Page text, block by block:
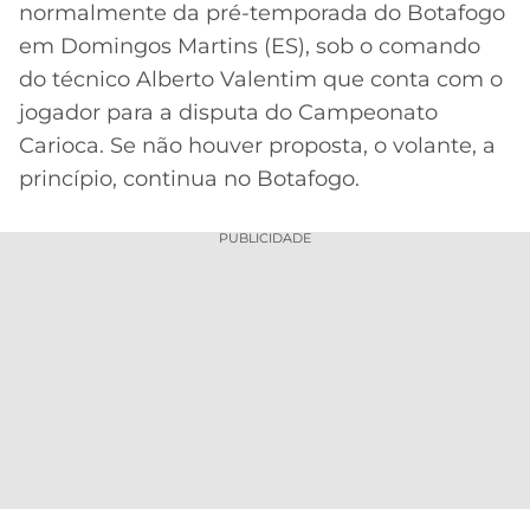
normalmente da pré-temporada do Botafogo
em Domingos Martins (ES), sob o comando
do técnico Alberto Valentim que conta com o
jogador para a disputa do Campeonato
Carioca. Se não houver proposta, o volante, a
princípio, continua no Botafogo.
PUBLICIDADE